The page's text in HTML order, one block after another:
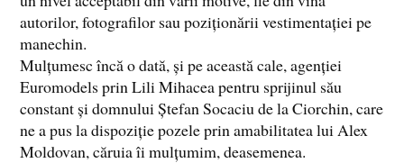
autorilor, fotografilor sau poziționării vestimentației pe
manechin.
Mulțumesc încă o dată, și pe această cale, agenției
Euromodels prin Lili Mihacea pentru sprijinul său
constant și domnului Ștefan Socaciu de la Ciorchin, care
ne a pus la dispoziție pozele prin amabilitatea lui Alex
Moldovan, căruia îi mulțumim, deasemenea.